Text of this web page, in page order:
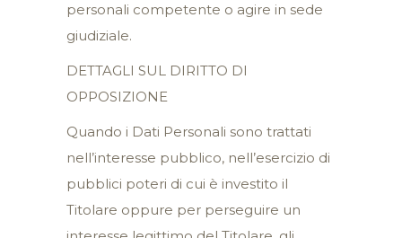
personali competente o agire in sede
giudiziale.
DETTAGLI SUL DIRITTO DI
OPPOSIZIONE
Quando i Dati Personali sono trattati
nell’interesse pubblico, nell’esercizio di
pubblici poteri di cui è investito il
Titolare oppure per perseguire un